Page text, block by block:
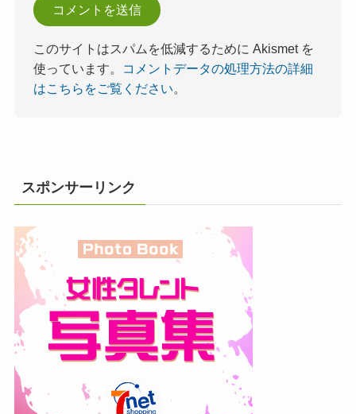
このサイトはスパムを低減するために Akismet を
使っています。
コメントデータの処理方法の詳細
はこちらをご覧ください。
スポンサーリンク